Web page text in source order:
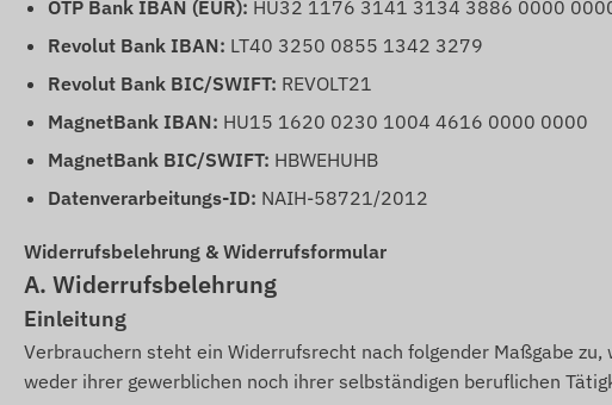
OTP Bank IBAN (EUR): HU32 1176 3141 3134 3886 0000
Revolut Bank IBAN: LT40 3250 0855 1342 3279
Revolut Bank BIC/SWIFT: REVOLT21
MagnetBank IBAN: HU15 1620 0230 1004 4616 0000 0000
MagnetBank BIC/SWIFT: HBWEHUHB
Datenverarbeitungs-ID: NAIH-58721/2012
Widerrufsbelehrung & Widerrufsformular
A. Widerrufsbelehrung
Einleitung
Verbrauchern steht ein Widerrufsrecht nach folgender Maßgabe
weder ihrer gewerblichen noch ihrer selbständigen beruflichen